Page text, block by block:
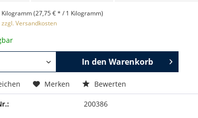
Kilogramm (27,75 € * / 1 Kilogramm)
zzgl. Versandkosten
In den Warenkorb
Merken Bewerten
200386